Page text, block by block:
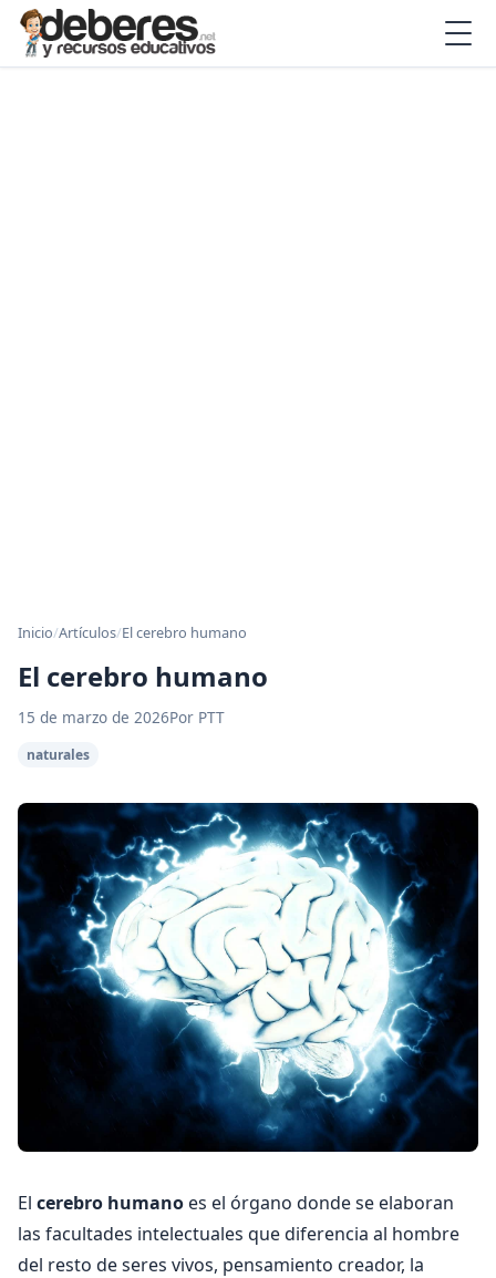
Inicio/Artículos/El cerebro humano
El cerebro humano
15 de marzo de 2026Por PTT
naturales
El cerebro humano es el órgano donde se elaboran
las facultades intelectuales que diferencia al hombre
del resto de seres vivos, pensamiento creador, la